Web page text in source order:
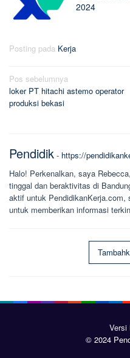
2024
Posting pada Kerja
Navigasi
pos
Pos sebelumnya
loker PT hitachi astemo operator
produksi bekasi
Pendidik - https://
Halo! Perkenalkan, saya
tinggal dan beraktivitas di
aktif untuk PendidikanKerja.com,
untuk memberikan informasi
Versi
© 2024